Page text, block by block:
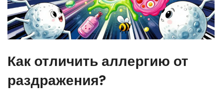
Как отличить аллергию от
раздражения?